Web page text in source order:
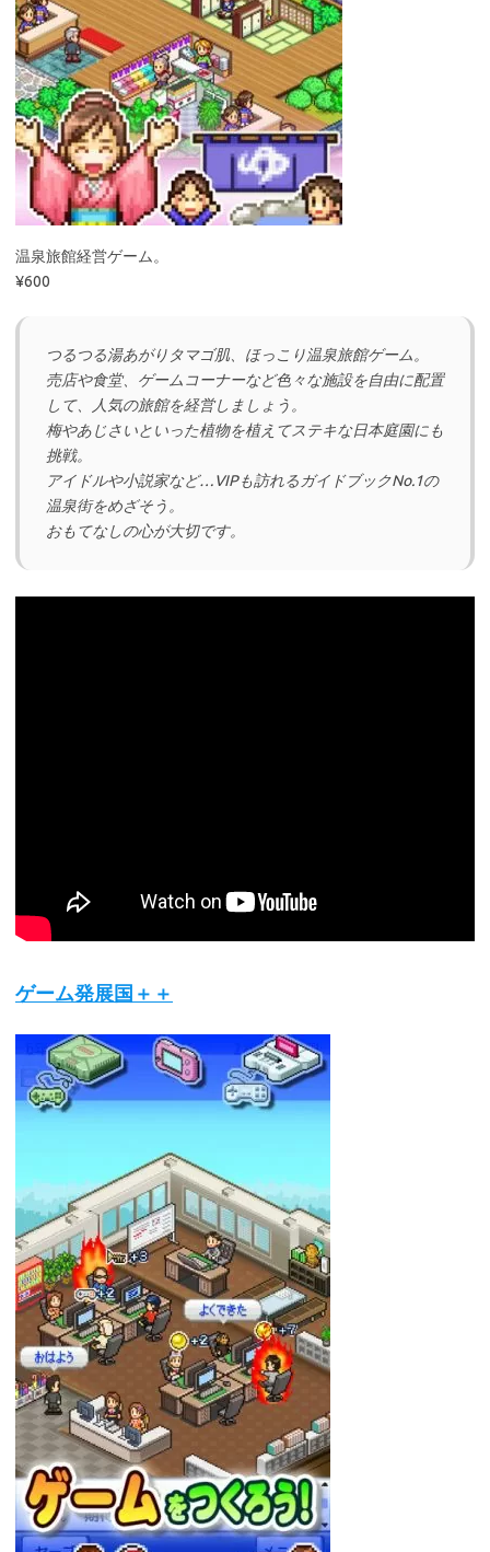
温泉旅館経営ゲーム。
¥600
つるつる湯あがりタマゴ肌、ほっこり温泉旅館ゲーム。
売店や食堂、ゲームコーナーなど色々な施設を自由に配置
して、人気の旅館を経営しましょう。
梅やあじさいといった植物を植えてステキな日本庭園にも
挑戦。
アイドルや小説家など…VIPも訪れるガイドブックNo.1の
温泉街をめざそう。
おもてなしの心が大切です。
ゲーム発展国＋＋